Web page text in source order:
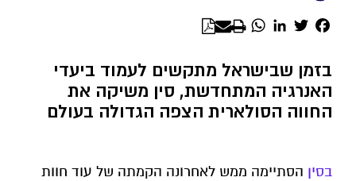
Facebook
Twitter
LinkedIn
WhatsApp
בזמן שבישראל מתקשים לעמוד ביעדי
האנרגיה המתחדשת, סין משיקה את
החווה הסולארית הצפה הגדולה בעולם
בסין הסתיימה ממש לאחרונה הקמתה של עוד חוות